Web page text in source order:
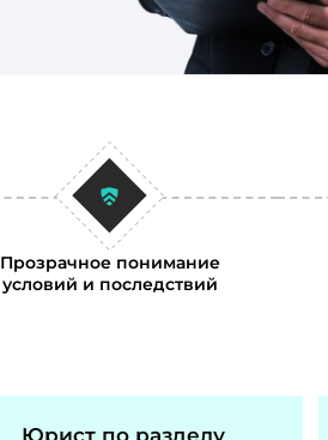
Прозрачное понимание
условий и последствий
Юрист по разделу